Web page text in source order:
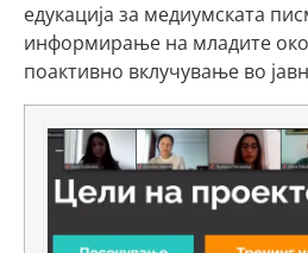
едукација за медиумската
информирање на младите
поактивно вклучување во